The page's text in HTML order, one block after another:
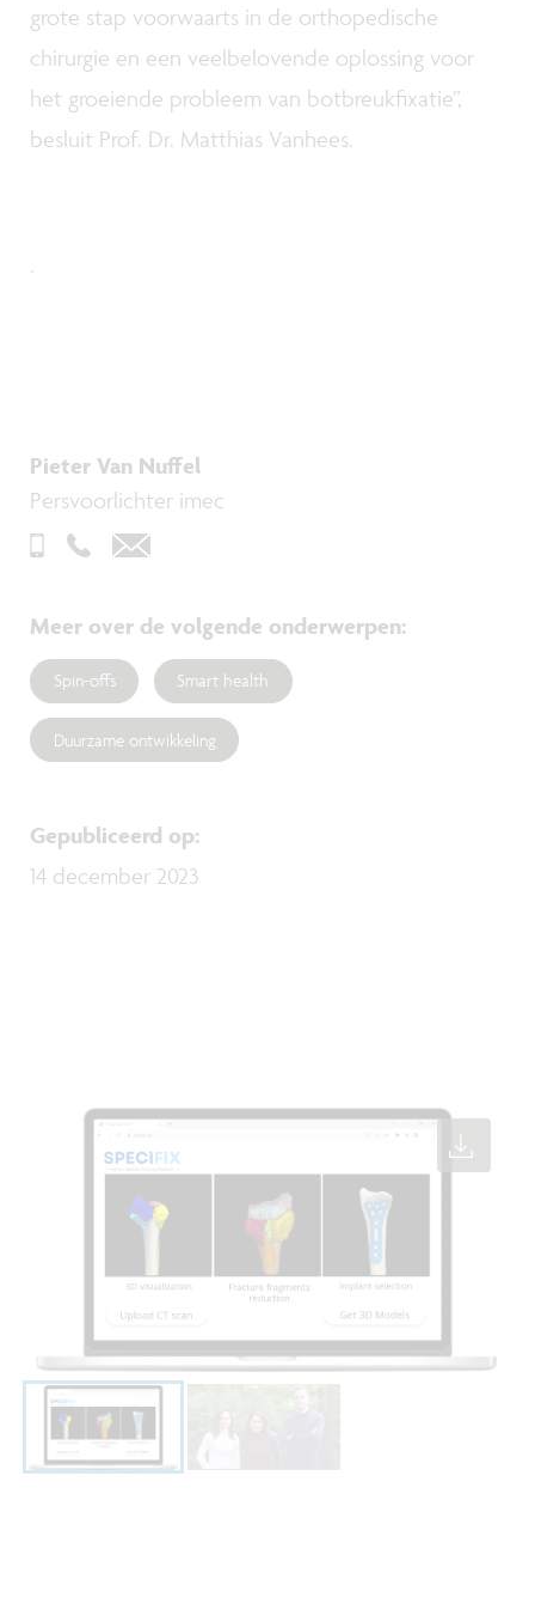
grote stap voorwaarts in de orthopedische
chirurgie en een veelbelovende oplossing voor
het groeiende probleem van botbreukfixatie”,
besluit Prof. Dr. Matthias Vanhees.
.
Pieter Van Nuffel
Persvoorlichter imec
Meer over de volgende onderwerpen:
Spin-offs Smart health
Duurzame ontwikkeling
Gepubliceerd op:
14 december 2023